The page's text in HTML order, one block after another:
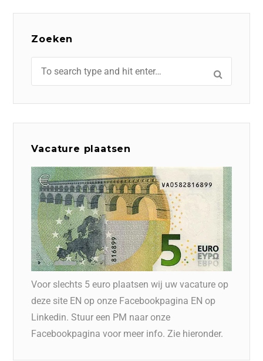
Zoeken
Vacature plaatsen
Voor slechts 5 euro plaatsen wij uw vacature op
deze site EN op onze Facebookpagina EN op
Linkedin. Stuur een PM naar onze
Facebookpagina voor meer info. Zie hieronder.